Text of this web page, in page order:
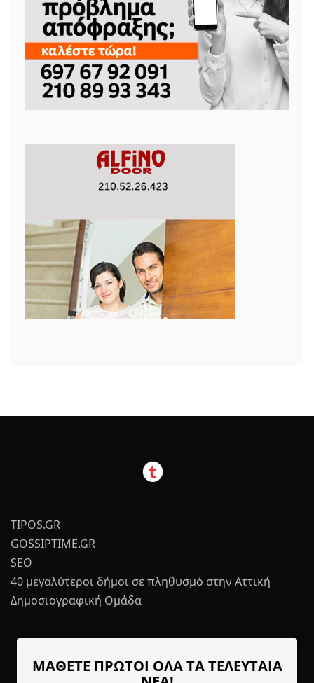
TIPOS.GR
GOSSIPTIME.GR
SEO
40 μεγαλύτεροι δήμοι σε πληθυσμό στην Αττική
Δημοσιογραφική Ομάδα
ΜΑΘΕΤΕ ΠΡΩΤΟΙ ΟΛΑ ΤΑ ΤΕΛΕΥΤΑΙΑ